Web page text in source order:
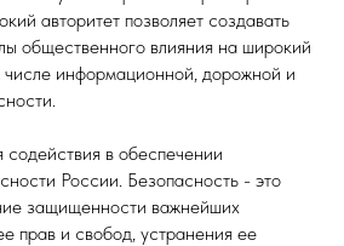
авторитет позволяет создавать
общественного влияния на широкий
числе информационной, дорожной и
в обеспечении
России. Безопасность - это
защищенности важнейших
прав и свобод, устранения ее